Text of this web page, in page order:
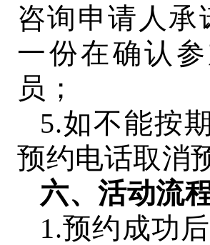
咨询申请人
一份在确认
员；
5.如不能按
预约电话取消
六、活动流
1.预约成功